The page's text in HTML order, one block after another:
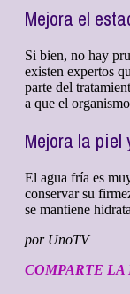
Mejora el
Si bien, no hay
existen expertos
parte del
a que el
Mejora la piel
El agua fría es
conservar su
se mantiene
por UnoTV
COMPARTE LA